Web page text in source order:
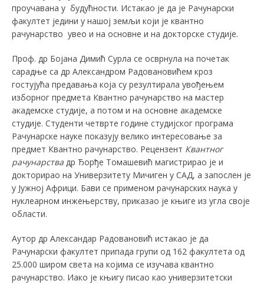
проучавана у будућности. Истакао је да је Рачунарски
факултет једини у нашој земљи који је квантно
рачунарство увео и на основне и на докторске студије.
Проф. др Бојана Димић Сурла се осврнула на почетак
сарадње са др Александром Радовановићем кроз
гостујућа предавања која су резултирала увођењем
изборног предмета Квантно рачунарство на мастер
академске студије, а потом и на основне академске
студије. Студенти четврте године студијског програма
Рачунарске науке показују велико интересовање за
предмет Квантно рачунарство. Рецензент Квантног
рачунарства др Ђорђе Томашевић магистрирао је и
докторирао на Универзитету Мичиген у САД, а запослен je
у Јужној Африци. Бави се применом рачунарских наука у
нуклеарном инжењерству, приказао је књиге из угла своје
области.
Аутор др Александар Радовановић истакао је да
Рачунарски факултет припада групи од 162 факултета од
25.000 широм света на којима се изучава квантно
рачунарство. Иако је књигу писао као универзитетски